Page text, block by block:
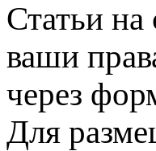
Статьи
ваши
через
Для